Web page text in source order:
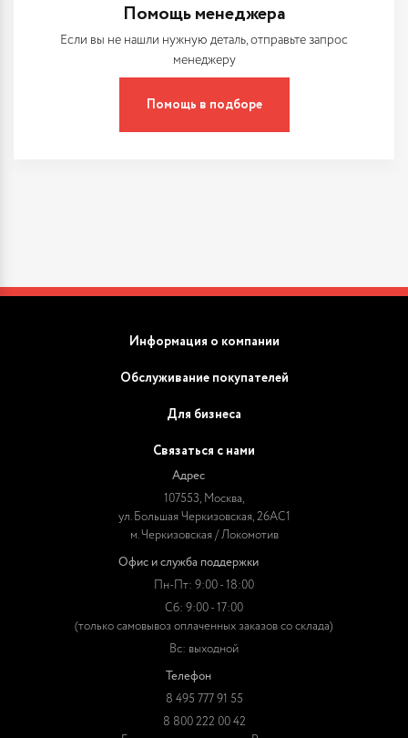
Помощь менеджера
Если вы не нашли нужную деталь, отправьте запрос
менеджеру
Помощь в подборе
Информация о компании
Обслуживание покупателей
Для бизнеса
Связаться с нами
Адрес
107553, Москва,
ул. Большая Черкизовская, 26АС1
м. Черкизовская / Локомотив
Офис и служба поддержки
Пн-Пт: 9:00 - 18:00
Сб: 9:00 - 17:00
(только самовывоз оплаченных заказов со склада)
Вс: выходной
Телефон
8 495 777 91 55
8 800 222 00 42